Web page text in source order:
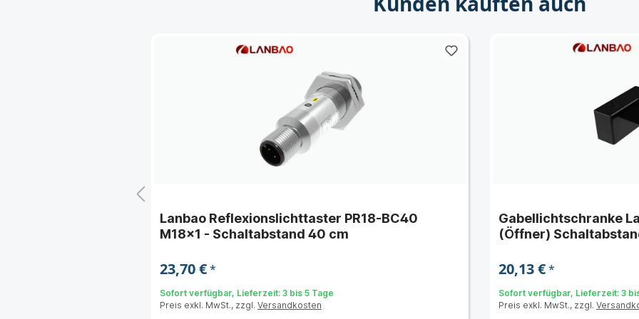
Lanbao Reflexionslichttaster PR18-BC40
M18x1 - Schaltabstand 40 cm
23,70 €*
Sofort verfügbar, Lieferzeit: 3 bis 5 Tage
Preis exkl. MwSt., zzgl. Versandkosten
Gabellichtschranke
(Öffner)
20,13 €*
Sofort verfügbar, Lieferzeit: 3
Preis exkl. MwSt., zzgl.